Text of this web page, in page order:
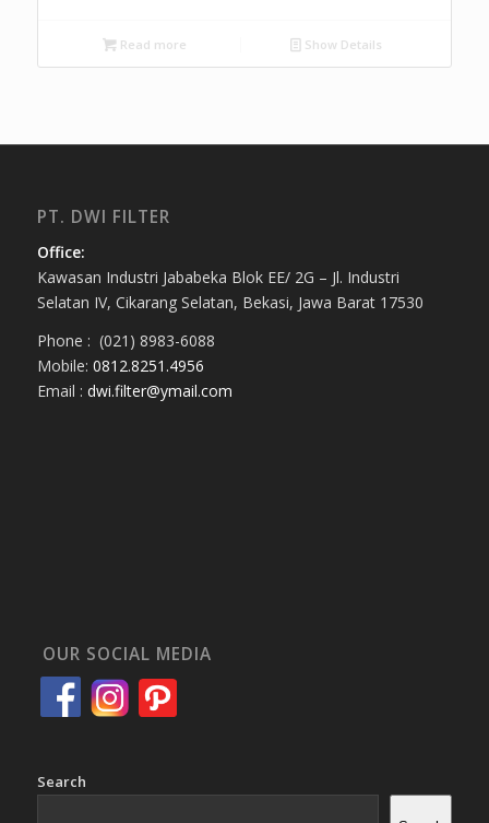
Read more Show Details
PT. DWI FILTER
Office:
Kawasan Industri Jababeka Blok EE/ 2G – Jl. Industri
Selatan IV, Cikarang Selatan, Bekasi, Jawa Barat 17530
Phone : (021) 8983-6088
Mobile: 0812.8251.4956
Email : dwi.filter@ymail.com
OUR SOCIAL MEDIA
Search